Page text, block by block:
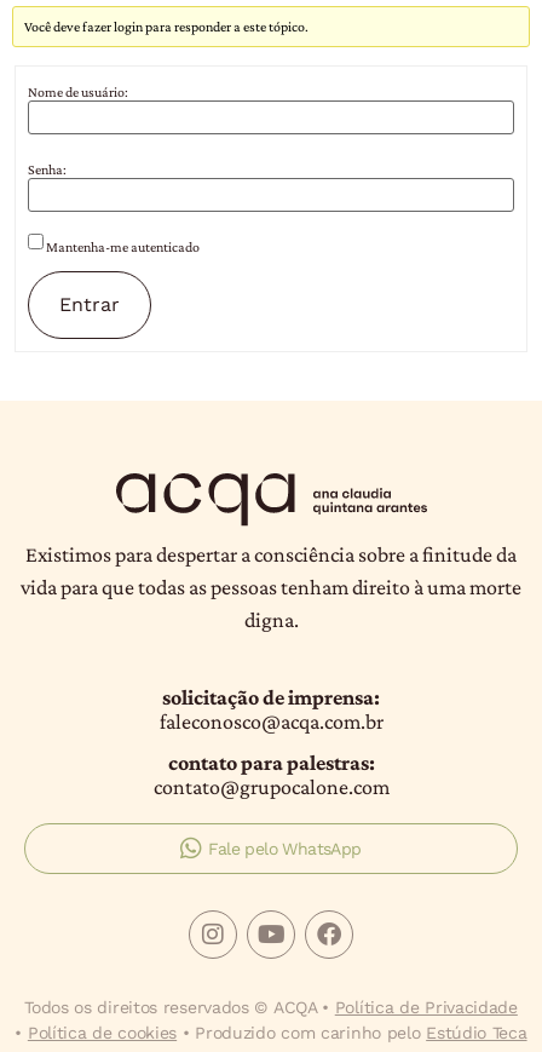
Você deve fazer login para responder a este tópico.
Nome de usuário:
Senha:
Mantenha-me autenticado
Entrar
Existimos para despertar a consciência sobre a finitude da
vida para que todas as pessoas tenham direito à uma morte
digna.
solicitação de imprensa:
faleconosco@acqa.com.br
contato para palestras:
contato@grupocalone.com
Fale pelo WhatsApp
Todos os direitos reservados © ACQA • Política de Privacidade
• Política de cookies • Produzido com carinho pelo Estúdio Teca